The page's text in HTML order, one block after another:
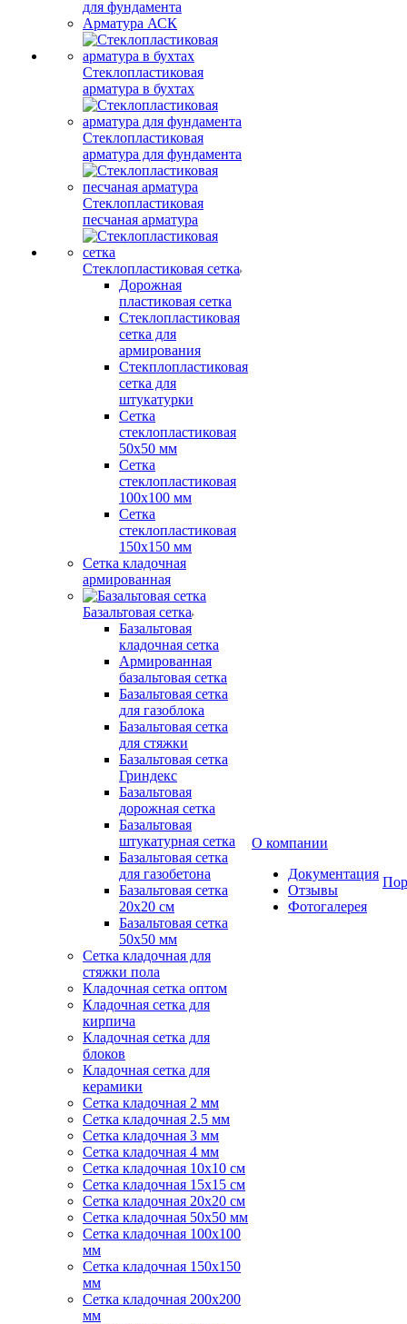
для фундамента
Арматура АСК
Стеклопластиковая
арматура в бухтах
Стеклопластиковая
арматура для фундамента
Стеклопластиковая
песчаная арматура
Стеклопластиковая сетка
Дорожная
пластиковая сетка
Стеклопластиковая
сетка для
армирования
Стекплопластиковая
сетка для
штукатурки
Сетка
стеклопластиковая
50x50 мм
Сетка
стеклопластиковая
100x100 мм
Сетка
стеклопластиковая
150x150 мм
Сетка кладочная
армированная
Базальтовая сетка
Базальтовая
кладочная сетка
Армированная
базальтовая сетка
Базальтовая сетка
для газоблока
Базальтовая сетка
для стяжки
Базальтовая сетка
Гриндекс
Базальтовая
дорожная сетка
Базальтовая
штукатурная сетка
Базальтовая сетка
для газобетона
Базальтовая сетка
20x20 см
Базальтовая сетка
50x50 мм
Сетка кладочная для
стяжки пола
Кладочная сетка оптом
Кладочная сетка для
кирпича
Кладочная сетка для
блоков
Кладочная сетка для
керамики
Сетка кладочная 2 мм
Сетка кладочная 2.5 мм
Сетка кладочная 3 мм
Сетка кладочная 4 мм
Сетка кладочная 10x10 см
Сетка кладочная 15x15 см
Сетка кладочная 20x20 см
Сетка кладочная 50x50 мм
Сетка кладочная 100x100
мм
Сетка кладочная 150x150
мм
Сетка кладочная 200x200
мм
О компании
Документация
Отзывы
Фотогалерея